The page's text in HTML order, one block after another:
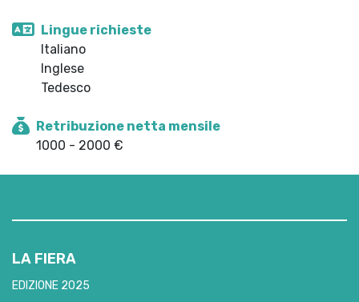
Lingue richieste
Italiano
Inglese
Tedesco
Retribuzione netta mensile
1000 - 2000 €
LA FIERA
EDIZIONE 2025